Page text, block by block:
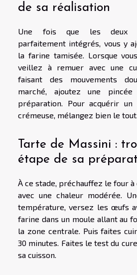
de sa réalisation
Une fois que les deux
parfaitement intégrés, vous y
la farine tamisée. Lorsque
veillez à remuer avec une
faisant des mouvements
marché, ajoutez une
préparation. Pour acquérir
crémeuse, mélangez bien le tout.
Tarte de Massini :
étape de sa
À ce stade, préchauffez le four à
avec une chaleur modérée.
température, versez les œufs
farine dans un moule allant au
la zone centrale. Puis faites
30 minutes. Faites le test du
sa cuisson.